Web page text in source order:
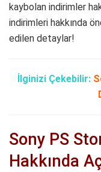
kaybolan indirimler
indirimleri hakkında
edilen detaylar!
İlginizi Çekebilir:
Sony PS
Hakkında